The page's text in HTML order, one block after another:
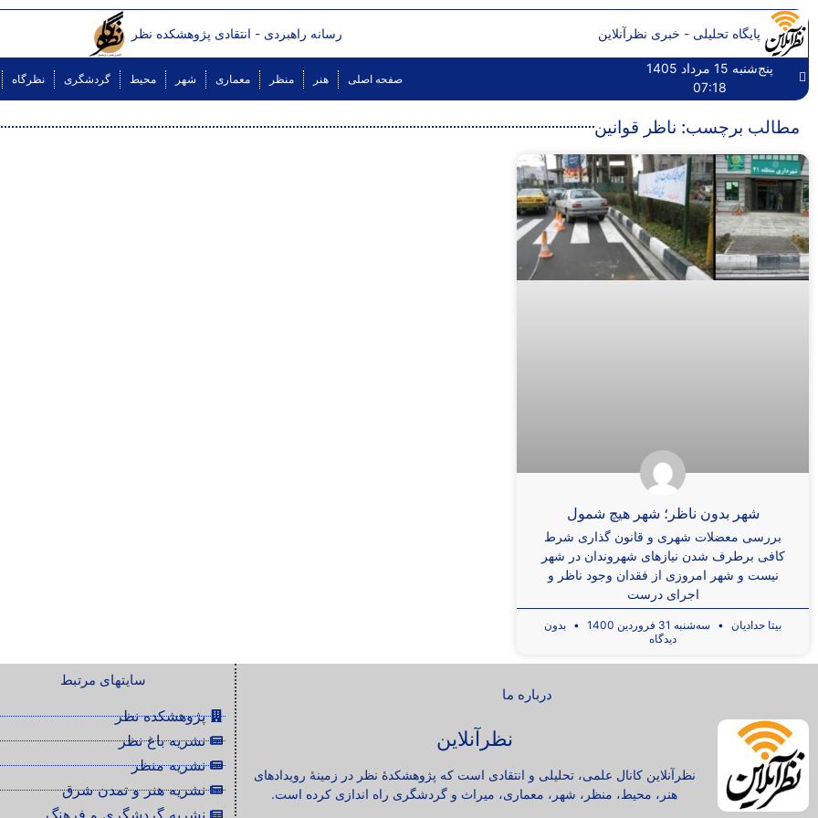
پایگاه تحلیلی - خبری نظرآنلاین رسانه راهبردی - انتقادی پژوهشکده نظر
پنج‌شنبه 15 مرداد 1405
07:18
صفحه اصلی هنر منظر معماری شهر محیط گردشگری نظرگاه
مطالب برچسب: ناظر قوانین
شهر بدون ناظر؛ شهر هیچ شمول
بررسی معضلات شهری و قانون گذاری شرط
کافی برطرف شدن نیازهای شهروندان در شهر
نیست و شهر امروزی از فقدان وجود ناظر و
اجرای درست
بیتا حدادیان سه‌شنبه 31 فروردین 1400
بدون
دیدگاه
درباره ما
نظرآنلاین
نظرآنلاین کانال علمی، تحلیلی و انتقادی است که پژوهشکدۀ نظر در زمینۀ رویدادهای
هنر، محیط، منظر، شهر، معماری، میراث و گردشگری راه اندازی کرده است.
سایتهای مرتبط
پژوهشکده نظر
نشریه باغ نظر
نشریه منظر
نشریه هنر و تمدن شرق